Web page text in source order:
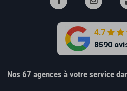
4.7
8590
Nos 67 agences à votre service